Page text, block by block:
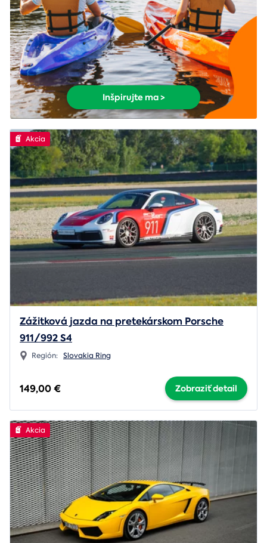
Inšpirujte ma >
Akcia
Zážitková jazda na pretekárskom Porsche
911/992 S4
Región: Slovakia Ring
149,00 € Zobraziť detail
Akcia